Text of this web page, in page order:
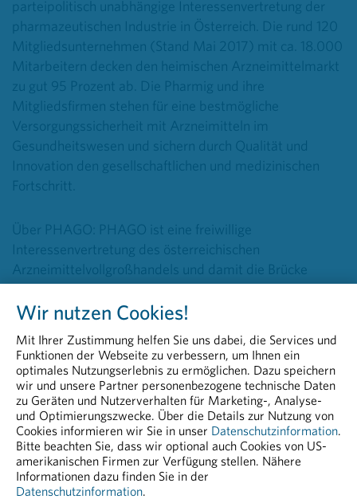
parteipolitisch unabhängige Interessenvertretung der
pharmazeutischen Industrie in Österreich. Die rund 120
Mitgliedsunternehmen (Stand Mai 2017) mit ca. 18.000
Mitarbeitern decken den heimischen Arzneimittelmarkt
zu gut 95 Prozent ab. Die Pharmig und ihre
Mitgliedsfirmen stehen für eine bestmögliche
Versorgungssicherheit mit Arzneimitteln im
Gesundheitswesen und sichern durch Qualität und
Innovation den gesellschaftlichen und medizinischen
Fortschritt.
Über PHAGO: PHAGO ist eine freiwillige
Interessenvertretung des österreichischen
Arzneimittelvollgroßhandels und damit die Brücke
zwischen Industrie und Apothekern. PHAGO vertritt
konsequent die Prinzipien des Vollsortiments, der
vollständigen Sortiment ist die Lagerhaltung von
Arzneimitteln zu verstehen, die dem Apothekenbedarf
entspricht. Damit garantiert der pharmazeutische
Großhandel, dass der nationale Arzneimittelvorrat stets
bereitgestellt werden kann und Arzneimittel vor Ort
sind, wenn sie rasch benötigt werden.
Wir nutzen Cookies!
Mit Ihrer Zustimmung helfen Sie uns dabei, die Services und
Funktionen der Webseite zu verbessern, um Ihnen ein
optimales Nutzungserlebnis zu ermöglichen. Dazu speichern
wir und unsere Partner personenbezogene technische Daten
zu Geräten und Nutzerverhalten für Marketing-, Analyse-
und Optimierungszwecke. Über die Details zur Nutzung von
Cookies informieren wir Sie in unser Datenschutzinformation.
Bitte beachten Sie, dass wir optional auch Cookies von US-
amerikanischen Firmen zur Verfügung stellen. Nähere
Informationen dazu finden Sie in der
Datenschutzinformation.